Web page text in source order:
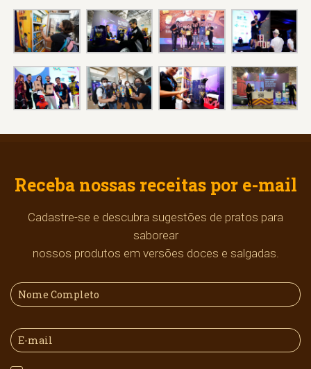
Receba nossas receitas por e-mail
Cadastre-se e descubra sugestões de pratos para
saborear
nossos produtos em versões doces e salgadas.